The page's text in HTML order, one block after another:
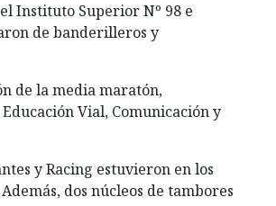
Instituto Superior Nº 98 e
de banderilleros y
de la media maratón,
Vial, Comunicación y
y Racing estuvieron en los
dos núcleos de tambores